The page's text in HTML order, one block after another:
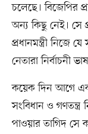
চলেছে। বিজেপির
অন্য কিছু নেই। সে
প্রধানমন্ত্রী নিজে
নেতারা নির্বাচনী
কয়েক দিন আগে
সংবিধান ও
পাওয়ার তাগিদ সে